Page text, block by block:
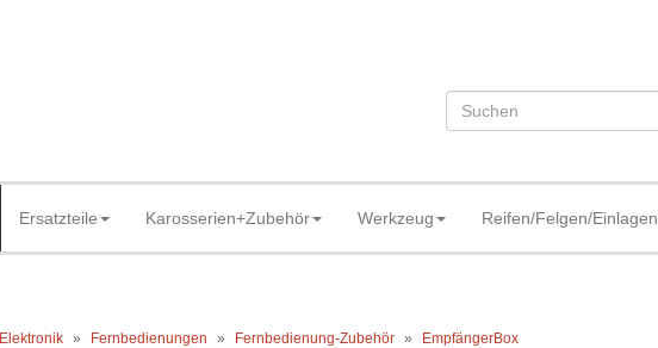
Ersatzteile Karosserien+Zubehör Werkzeug Reifen/Felgen/Einlagen
Elektronik Fernbedienungen Fernbedienung-Zubehör EmpfängerBox